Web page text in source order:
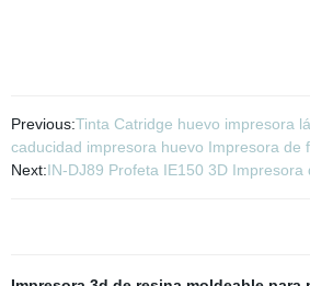
Previous:Tinta Catridge huevo impresora
caducidad impresora huevo Impresora de
Next:IN-DJ89 Profeta IE150 3D